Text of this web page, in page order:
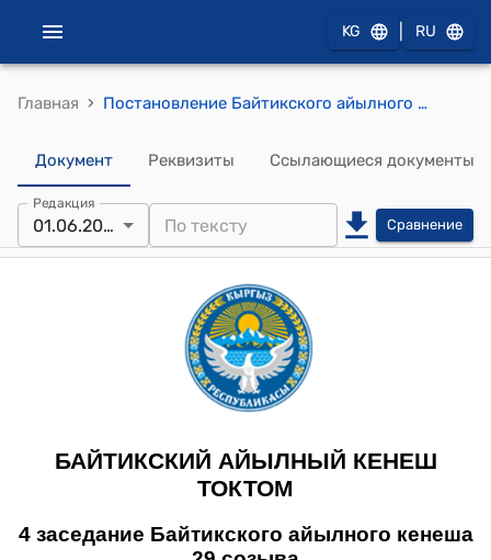
KG RU
Главная › Постановление Байтикского айылного кенеша 1 июня 2023 года № 38-п "О внесении изменений в постановление Байтикского айылного кенеша от 27 ноября 2019 года №75 «О переводе земельного участка из категории сельскохозяйственного назначения (пастбища) в категорию земли промышленности, транспорта, связи, обороны и иного назначения"
Документ Реквизиты Ссылающиеся документы
Редакция
01.06.2023 Сравнение